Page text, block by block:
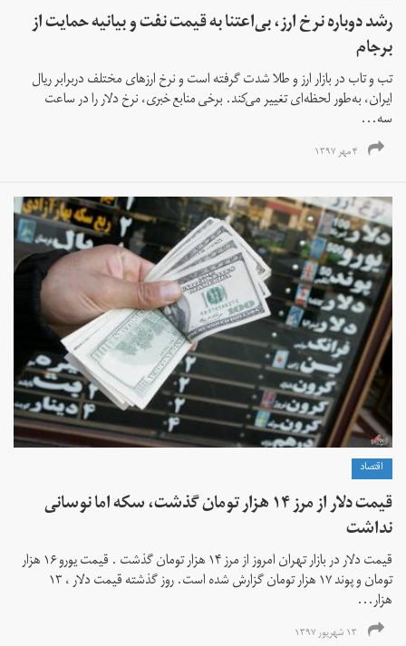
رشد دوباره نرخ ارز، بی‌اعتنا به قیمت نفت و بیانیه حمایت از
برجام
تب و تاب در بازار ارز و طلا شدت گرفته است و نرخ ارزهای مختلف دربرابر ریال
ایران، به‌طور لحظه‌ای تغییر می‌کند. برخی منابع خبری، نرخ دلار را در ساعت
سه...
۴ مهر ۱۳۹۷
اقتصاد
قیمت دلار از مرز ۱۴ هزار تومان گذشت، سکه اما نوسانی
نداشت
قیمت دلار در بازار تهران امروز از مرز ۱۴ هزار تومان گذشت . قیمت یورو ۱۶ هزار
تومان و پوند ۱۷ هزار تومان گزارش شده است. روز گذشته قیمت دلار ، ۱۳
هزار...
۱۳ شهریور ۱۳۹۷